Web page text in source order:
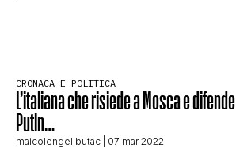
SCIENZA E TECNOLOGIA
CRONACA E POLITICA
L’italiana che risiede a Mosca e difende
Putin…
maicolengel butac | 07 mar 2022